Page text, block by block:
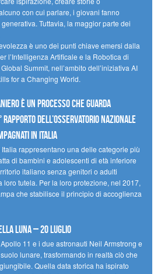
con cui parlare, i giovani fanno
Tuttavia, la maggior parte dei
è uno dei punti chiave emersi dalla
l’Intelligenza Artificale e la Robotica di
Summit, nell’ambito dell’iniziativa AI
for a Changing World.
è un processo che guarda
dell’Osservatorio Nazionale
in Italia
rappresentano una delle categorie più
di bambini e adolescenti di età inferiore
italiano senza genitori o adulti
tutela. Per la loro protezione, nel 2017,
che stabilisce il principio di accoglienza
Luna – 20 luglio
11 e i due astronauti Neil Armstrong e
lunare, trasformando in realtà ciò che
Quella data storica ha ispirato